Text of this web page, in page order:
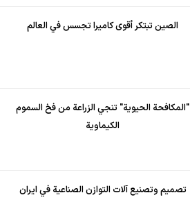
الصين تبتكر أقوى كاميرا تجسس في العالم
"المكافحة الحيوية" تنجي الزراعة من فخ السموم
الكيماوية
تصميم وتصنيع آلات التوازن الصناعية في ايران